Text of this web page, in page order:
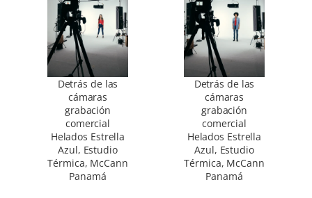
Detrás de las
cámaras
grabación
comercial
Helados Estrella
Azul, Estudio
Térmica, McCann
Panamá
Detrás de las
cámaras
grabación
comercial
Helados Estrella
Azul, Estudio
Térmica, McCann
Panamá